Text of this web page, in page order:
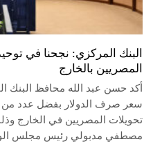
البنك المركزي: نجحنا في
المصريين بالخارج
أكد حسن عبد الله محافظ البنك
سعر صرف الدولار بفضل عدد من
تحويلات المصريين في الخارج
مصطفي مدبولي رئيس مجلس